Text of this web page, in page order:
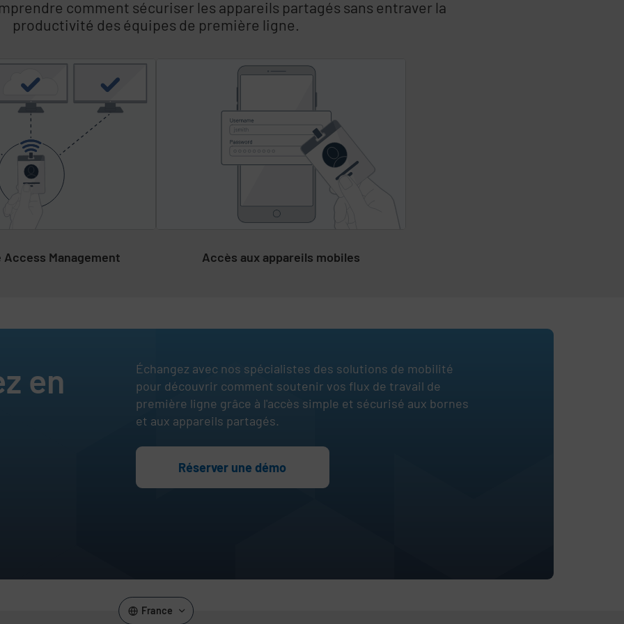
Lire l’étude de cas
comment sécuriser les appareils partagés sans entraver la
productivité des équipes de première ligne.
Access Management Accès aux appareils mobiles
en
Échangez avec nos spécialistes des solutions de mobilité
pour découvrir comment soutenir vos flux de travail de
première ligne grâce à l'accès simple et sécurisé aux bornes
et aux appareils partagés.
Réserver une démo
France